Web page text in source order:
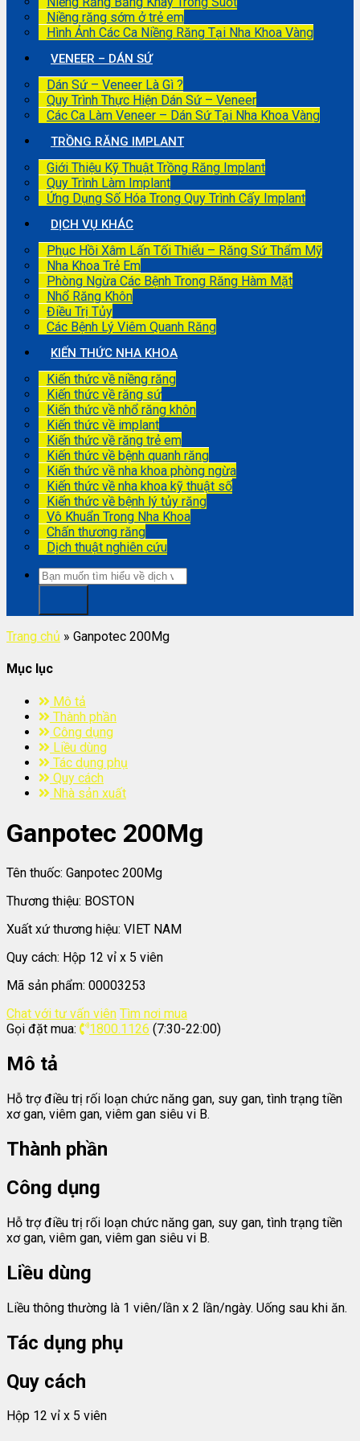
Niềng răng sớm ở trẻ em
Hình Ảnh Các Ca Niềng Răng Tại Nha Khoa Vàng
VENEER – DÁN SỨ
Dán Sứ – Veneer Là Gì ?
Quy Trình Thực Hiện Dán Sứ – Veneer
Các Ca Làm Veneer – Dán Sứ Tại Nha Khoa Vàng
TRỒNG RĂNG IMPLANT
Giới Thiệu Kỹ Thuật Trồng Răng Implant
Quy Trình Làm Implant
Ứng Dụng Số Hóa Trong Quy Trình Cấy Implant
DỊCH VỤ KHÁC
Phục Hồi Xâm Lấn Tối Thiểu – Răng Sứ Thẩm Mỹ
Nha Khoa Trẻ Em
Phòng Ngừa Các Bệnh Trong Răng Hàm Mặt
Nhổ Răng Khôn
Điều Trị Tủy
Các Bệnh Lý Viêm Quanh Răng
KIẾN THỨC NHA KHOA
Kiến thức về niềng răng
Kiến thức về răng sứ
Kiến thức về nhổ răng khôn
Kiến thức về implant
Kiến thức về răng trẻ em
Kiến thức về bệnh quanh răng
Kiến thức về nha khoa phòng ngừa
Kiến thức về nha khoa kỹ thuật số
Kiến thức về bệnh lý tủy răng
Vô Khuẩn Trong Nha Khoa
Chấn thương răng
Dịch thuật nghiên cứu
Trang chủ » Ganpotec 200Mg
Mục lục
Mô tả
Thành phần
Công dụng
Liều dùng
Tác dụng phụ
Quy cách
Nhà sản xuất
Ganpotec 200Mg
Tên thuốc: Ganpotec 200Mg
Thương thiệu: BOSTON
Xuất xứ thương hiệu: VIET NAM
Quy cách: Hộp 12 vỉ x 5 viên
Mã sản phẩm: 00003253
Chat với tư vấn viên Tìm nơi mua
Gọi đặt mua:
1800.1126 (7:30-22:00)
Mô tả
Hỗ trợ điều trị rối loạn chức năng gan, suy gan, tình trạng tiền
xơ gan, viêm gan, viêm gan siêu vi B.
Thành phần
Công dụng
Hỗ trợ điều trị rối loạn chức năng gan, suy gan, tình trạng tiền
xơ gan, viêm gan, viêm gan siêu vi B.
Liều dùng
Liều thông thường là 1 viên/lần x 2 lần/ngày. Uống sau khi ăn.
Tác dụng phụ
Quy cách
Hộp 12 vỉ x 5 viên